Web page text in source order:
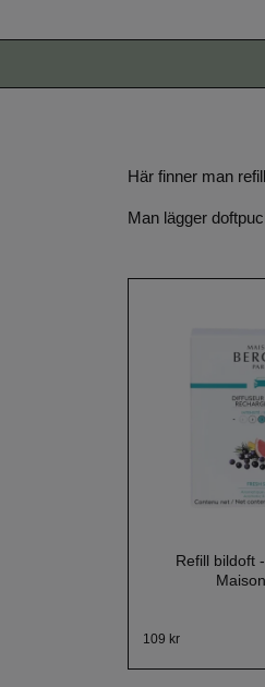
Här finner man
Man lägger
Refill bildoft
109 kr